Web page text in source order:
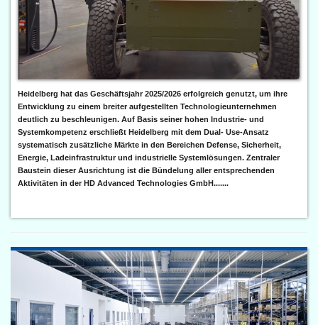
Heidelberg hat das Geschäftsjahr 2025/2026 erfolgreich genutzt, um ihre
Entwicklung zu einem breiter aufgestellten Technologieunternehmen
deutlich zu beschleunigen. Auf Basis seiner hohen Industrie- und
Systemkompetenz erschließt Heidelberg mit dem Dual- Use-Ansatz
systematisch zusätzliche Märkte in den Bereichen Defense, Sicherheit,
Energie, Ladeinfrastruktur und industrielle Systemlösungen. Zentraler
Baustein dieser Ausrichtung ist die Bündelung aller entsprechenden
Aktivitäten in der HD Advanced Technologies GmbH.......